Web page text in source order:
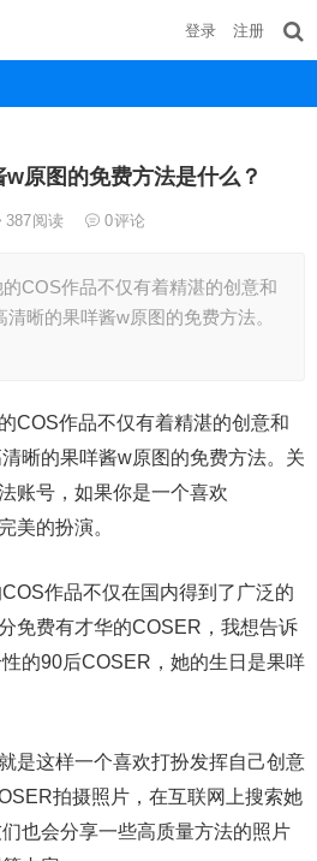
登录 注册
原图的免费方法是什么？
387阅读 0评论
COS作品不仅有着精湛的创意和
晰的果咩酱w原图的免费方法。
COS作品不仅有着精湛的创意和
晰的果咩酱w原图的免费方法。关
账号，如果你是一个喜欢
美的扮演。
作品不仅在国内得到了广泛的
免费有才华的COSER，我想告诉
的90后COSER，她的生日是果咩
是这样一个喜欢打扮发挥自己创意
拍摄照片，在互联网上搜索她
也会分享一些高质量方法的照片